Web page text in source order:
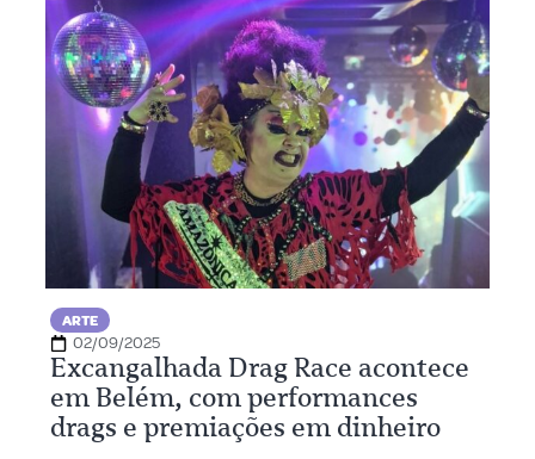
ARTE
02/09/2025
Excangalhada Drag Race acontece
em Belém, com performances
drags e premiações em dinheiro